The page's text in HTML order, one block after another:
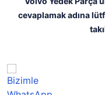
cevaplamak adına